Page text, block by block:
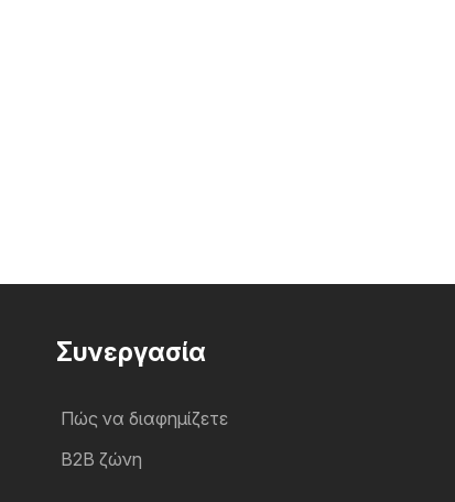
Συνεργασία
Πώς να διαφημίζετε
B2B ζώνη